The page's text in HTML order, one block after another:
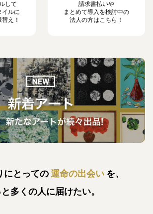
して
イルに
え！
請求書払いや
まとめて導入を検討中の
法人の方はこちら！
にとっての運命の出会い を、
多くの人に届けたい。